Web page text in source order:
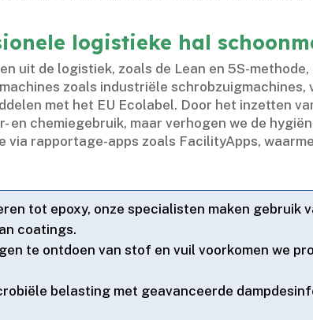
logistieke hal
uit de logistiek, zoals de Lean en 5S-
zoals industriële schrobzuigmachines,
met het EU Ecolabel.​ Door het inzetten
chemiegebruik, maar verhogen we de
rapportage-apps zoals FacilityApps,
tot epoxy, onze specialisten maken gebruik
coatings.​
te ontdoen van stof en vuil voorkomen we
belasting met geavanceerde